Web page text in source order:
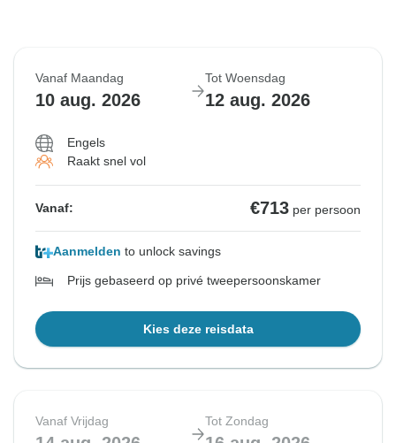
Vanaf Maandag
10 aug. 2026
Tot Woensdag
12 aug. 2026
Engels
Raakt snel vol
Vanaf: €713 per persoon
Aanmelden to unlock savings
Prijs gebaseerd op privé tweepersoonskamer
Kies deze reisdata
Vanaf Vrijdag Tot Zondag